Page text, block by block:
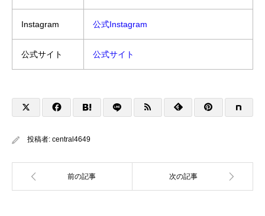
Instagram 公式Instagram
公式サイト 公式サイト
投稿者: central4649